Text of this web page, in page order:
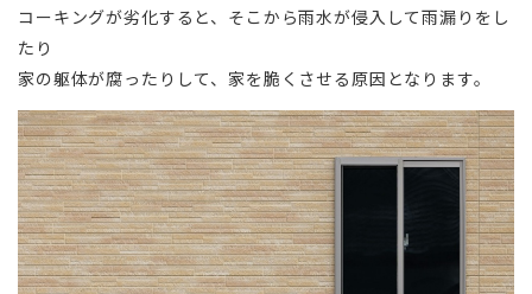
コーキングが劣化すると、そこから雨水が侵入して雨漏りをし
たり
家の躯体が腐ったりして、家を脆くさせる原因となります。